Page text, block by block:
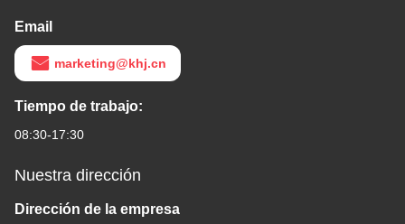
Email
marketing@khj.cn
Tiempo de trabajo:
08:30-17:30
Nuestra dirección
Dirección de la empresa